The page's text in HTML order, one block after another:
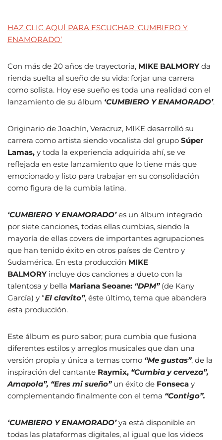
HAZ CLIC AQUÍ PARA ESCUCHAR ‘CUMBIERO Y
ENAMORADO’
Con más de 20 años de trayectoria, MIKE BALMORY da
rienda suelta al sueño de su vida: forjar una carrera
como solista. Hoy ese sueño es toda una realidad con el
lanzamiento de su álbum ‘CUMBIERO Y ENAMORADO’.
Originario de Joachín, Veracruz, MIKE desarrolló su
carrera como artista siendo vocalista del grupo Súper
Lamas, y toda la experiencia adquirida ahí, se ve
reflejada en este lanzamiento que lo tiene más que
emocionado y listo para trabajar en su consolidación
como figura de la cumbia latina.
‘CUMBIERO Y ENAMORADO’es un álbum integrado
por siete canciones, todas ellas cumbias, siendo la
mayoría de ellas covers de importantes agrupaciones
que han tenido éxito en otros países de Centro y
Sudamérica. En esta producción MIKE
BALMORY incluye dos canciones a dueto con la
talentosa y bella Mariana Seoane: “DPM”(de Kany
García) y “El clavito”, éste último, tema que abandera
esta producción.
Este álbum es puro sabor; pura cumbia que fusiona
diferentes estilos y arreglos musicales que dan una
versión propia y única a temas como “Me gustas”, de la
inspiración del cantante Raymix, “Cumbia y cerveza”,
Amapola”, “Eres mi sueño” un éxito de Fonseca y
complementando finalmente con el tema “Contigo”.
‘CUMBIERO Y ENAMORADO’ya está disponible en
todas las plataformas digitales, al igual que los videos